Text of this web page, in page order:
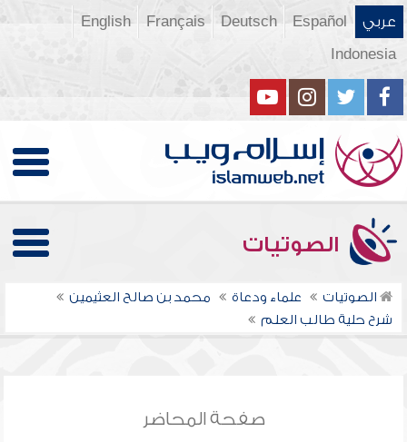
عربي Español
Deutsch
Français
English
Indonesia
الصوتيات
الصوتيات علماء ودعاة
محمد بن صالح العثيمين
شرح حلية طالب العلم
صفحة المحاضر